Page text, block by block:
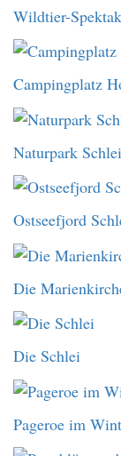
Wildtier-
Campingplatz
Naturpark Schlei
Ostseefjord
Die
Die Schlei
Pageroe im